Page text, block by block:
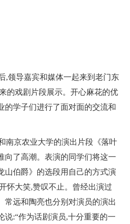
,领导嘉宾和媒体一起来到老门东
的戏剧片段展示。开心麻花的优
的学子们进行了面对面的交流和
南京农业大学的演出片段《落叶
向了高潮。表演的同学们将这一
山伯爵》的选段用自己的方式演
怀大笑,赞叹不止。曾经出演过
常远和陶亮也分别对演员的演出
说:“作为话剧演员,十分重要的一